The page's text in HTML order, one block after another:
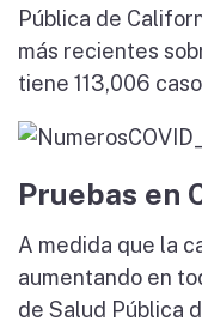
Pública de
más recientes
tiene 113,006
Pruebas en
A medida que la
aumentando en
de Salud Pública